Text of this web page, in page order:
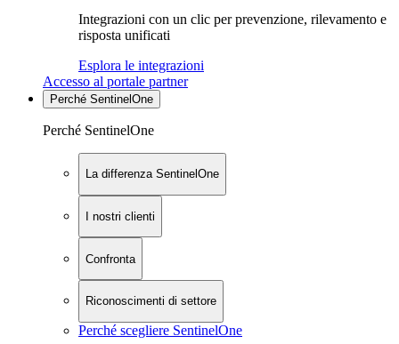
Integrazioni con un clic per prevenzione, rilevamento e
risposta unificati
Esplora le integrazioni
Accesso al portale partner
Perché SentinelOne
Perché SentinelOne
La differenza SentinelOne
I nostri clienti
Confronta
Riconoscimenti di settore
Perché scegliere SentinelOne